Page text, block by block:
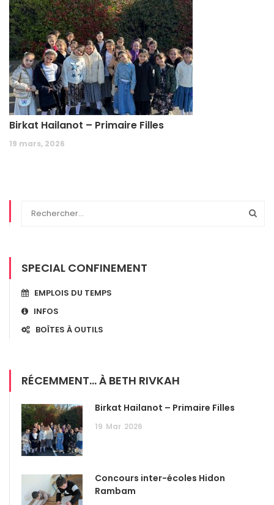
Birkat Hailanot – Primaire Filles
19 mars, 2026
SPECIAL CONFINEMENT
EMPLOIS DU TEMPS
INFOS
BOÎTES À OUTILS
RÉCEMMENT... À BETH RIVKAH
Birkat Hailanot – Primaire Filles
19 Mar 2026
Concours inter-écoles Hidon
Rambam